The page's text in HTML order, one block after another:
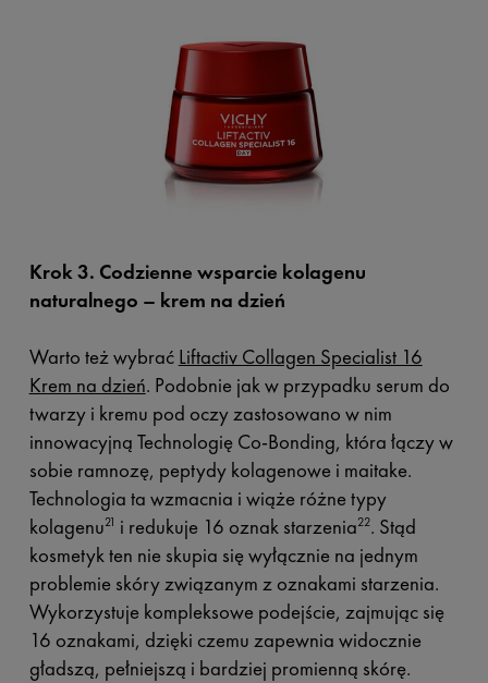
Krok 3. Codzienne wsparcie kolagenu
naturalnego – krem na dzień
Warto też wybrać Liftactiv Collagen Specialist 16
Krem na dzień. Podobnie jak w przypadku serum do
twarzy i kremu pod oczy zastosowano w nim
innowacyjną Technologię Co-Bonding, która łączy w
sobie ramnozę, peptydy kolagenowe i maitake.
Technologia ta wzmacnia i wiąże różne typy
kolagenu21 i redukuje 16 oznak starzenia22. Stąd
kosmetyk ten nie skupia się wyłącznie na jednym
problemie skóry związanym z oznakami starzenia.
Wykorzystuje kompleksowe podejście, zajmując się
16 oznakami, dzięki czemu zapewnia widocznie
gładszą, pełniejszą i bardziej promienną skórę.